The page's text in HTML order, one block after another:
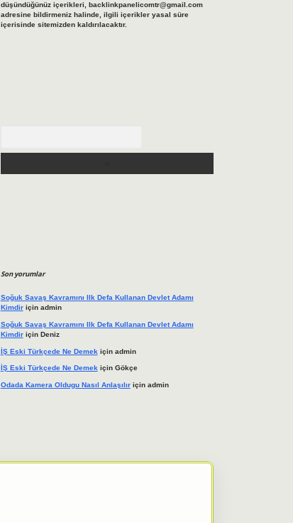
düşündüğünüz içerikleri, backlinkpanelicomtr@gmail.com
adresine bildirmeniz halinde, ilgili içerikler yasal süre
içerisinde sitemizden kaldırılacaktır.
Son yorumlar
Soğuk Savaş Kavramını Ilk Defa Kullanan Devlet Adamı
Kimdiriçin admin
Soğuk Savaş Kavramını Ilk Defa Kullanan Devlet Adamı
Kimdiriçin Deniz
İŞ Eski Türkçede Ne Demek için admin
İŞ Eski Türkçede Ne Demek için Gökçe
Odada Kamera Oldugu Nasıl Anlaşılıriçin admin